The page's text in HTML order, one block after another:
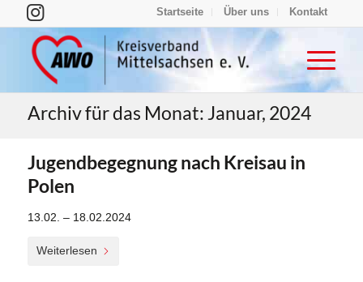
Startseite Über uns Kontakt
Archiv für das Monat: Januar, 2024
Jugendbegegnung nach Kreisau in
Polen
13.02. – 18.02.2024
Weiterlesen